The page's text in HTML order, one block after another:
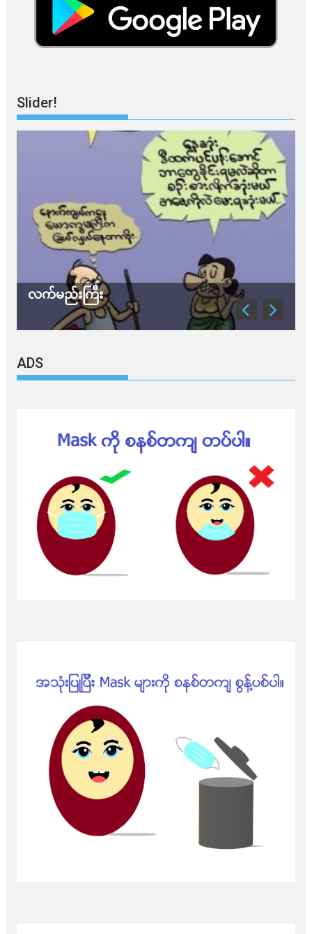
Slider!
လက်မည်းကြီး
ADS